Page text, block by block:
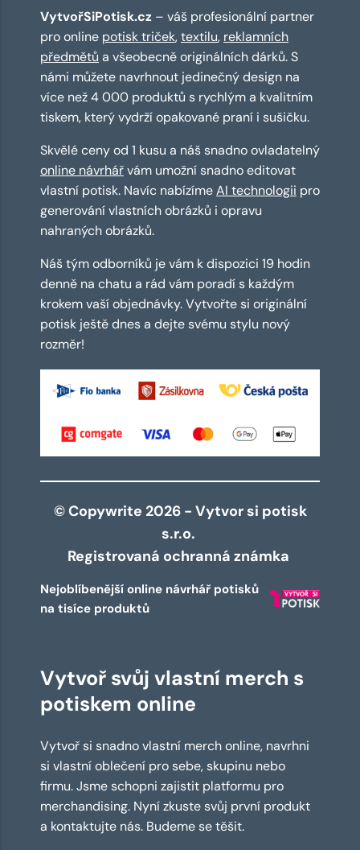
VytvořSiPotisk.cz – váš profesionální partner
pro online potisk triček,textilu, reklamních
předmětů a všeobecně originálních dárků. S
námi můžete navrhnout jedinečný design na
více než 4 000 produktů s rychlým a kvalitním
tiskem, který vydrží opakované praní i sušičku.
Skvělé ceny od 1 kusu a náš snadno ovladatelný
online návrhářvám umožní snadno editovat
vlastní potisk. Navíc nabízímeAI technologii pro
generování vlastních obrázků i opravu
nahraných obrázků.
Náš tým odborníků je vám k dispozici 19 hodin
denně na chatu a rád vám poradí s každým
krokem vaší objednávky. Vytvořte si originální
potisk ještě dnes a dejte svému stylu nový
rozměr!
© Copywrite 2026 - Vytvor si potisk
s.r.o.
Registrovaná ochranná známka
Nejoblíbenější online návrhář potisků
na tisíce produktů
Vytvoř svůj vlastní merch s
potiskem online
Vytvoř si snadno vlastní merch online, navrhni
si vlastní oblečení pro sebe, skupinu nebo
firmu. Jsme schopni zajistit platformu pro
merchandising. Nyní zkuste svůj první produkt
a kontaktujte nás. Budeme se těšit.